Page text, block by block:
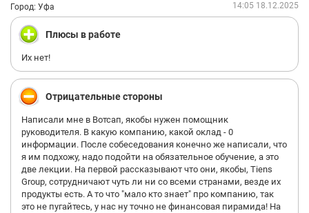
Город: Уфа 14:05 18.12.2025
Плюсы в работе
Их нет!
Отрицательные стороны
Написали мне в Вотсап, якобы нужен помощник
руководителя. В какую компанию, какой оклад - 0
информации. После собеседования конечно же написали, что
я им подхожу, надо подойти на обязательное обучение, а это
две лекции. На первой рассказывают что они, якобы, Tiens
Group, сотрудничают чуть ли ни со всеми странами, везде их
продукты есть. А то что "мало кто знает" про компанию, так
это не пугайтесь, у нас ну точно не финансовая пирамида! На